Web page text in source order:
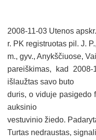
2008-11-03 Utenos
r. PK registruotas pil. J.
m., gyv., Anykščiuose,
pareiškimas, kad
išlaužtas savo buto
duris, o viduje pasigedo
auksinio
vestuvinio žiedo.
Turtas nedraustas,